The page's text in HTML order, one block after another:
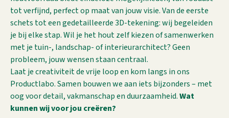
tot verfijnd, perfect op maat van jouw visie. Van de eerste
schets tot een gedetailleerde 3D-tekening: wij begeleiden
je bij elke stap. Wil je het hout zelf kiezen of samenwerken
met je tuin-, landschap- of interieurarchitect? Geen
probleem, jouw wensen staan centraal.
Laat je creativiteit de vrije loop en kom langs in ons
Productlabo. Samen bouwen we aan iets bijzonders – met
oog voor detail, vakmanschap en duurzaamheid.Wat
kunnen wij voor jou creëren?